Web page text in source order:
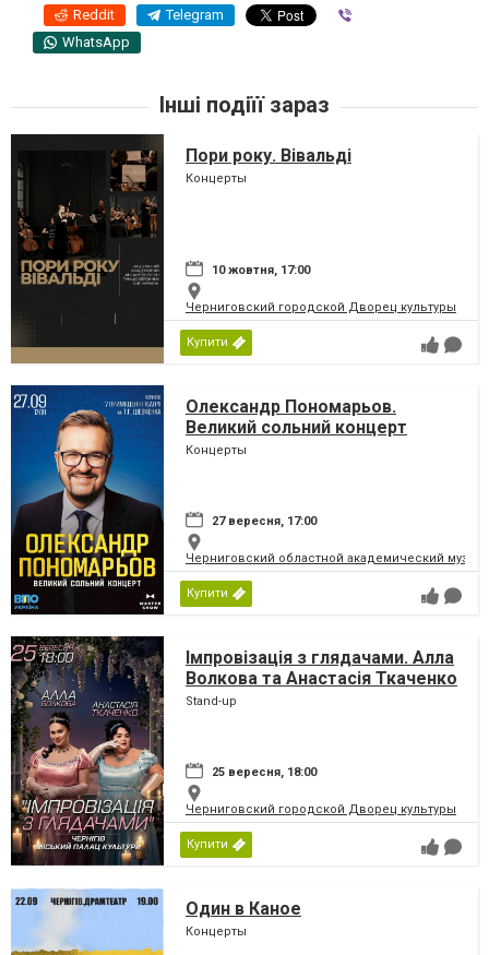
Reddit Telegram
WhatsApp
Інші подіїї зараз
Пори року. Вівальді
Концерты
10 жовтня, 17:00
Черниговский городской Дворец культуры
Купити
Олександр Пономарьов.
Великий сольний концерт
Концерты
27 вересня, 17:00
Черниговский областной академический
Купити
Імпровізація з глядачами. Алла
Волкова та Анастасія Ткаченко
Stand-up
25 вересня, 18:00
Черниговский городской Дворец культуры
Купити
Один в Каное
Концерты